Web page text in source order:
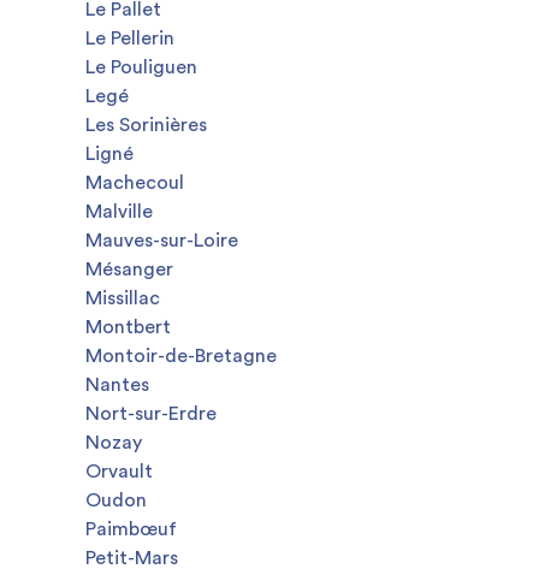
Le Pallet
Le Pellerin
Le Pouliguen
Legé
Les Sorinières
Ligné
Machecoul
Malville
Mauves-sur-Loire
Mésanger
Missillac
Montbert
Montoir-de-Bretagne
Nantes
Nort-sur-Erdre
Nozay
Orvault
Oudon
Paimbœuf
Petit-Mars